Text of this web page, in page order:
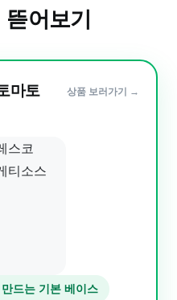
어보기
마토
상품 보러가기 →
드는 기본 베이스